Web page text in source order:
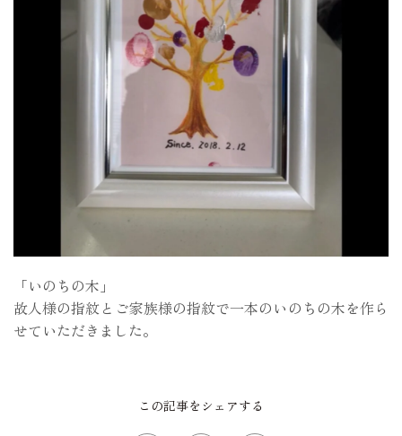
「いのちの木」
故人様の指紋とご家族様の指紋で一本のいのちの木を作ら
せていただきました。
この記事をシェアする